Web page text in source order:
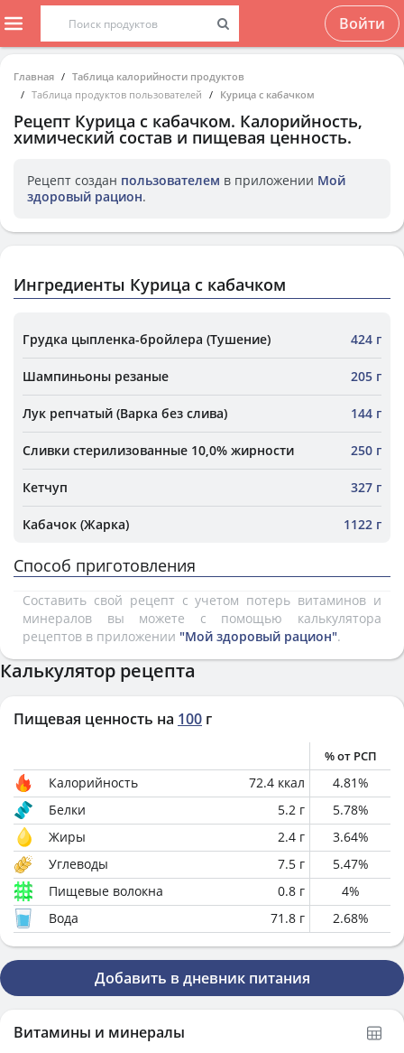
Войти
Главная
Таблица калорийности продуктов
Таблица продуктов пользователей
Курица с кабачком
Рецепт Курица с кабачком. Калорийность,
химический состав и пищевая ценность.
Рецепт создан пользователем в приложении Мой
здоровый рацион.
Ингредиенты Курица с кабачком
Грудка цыпленка-бройлера (Тушение) 424 г
Шампиньоны резаные 205 г
Лук репчатый (Варка без слива) 144 г
Сливки стерилизованные 10,0% жирности 250 г
Кетчуп 327 г
Кабачок (Жарка) 1122 г
Способ приготовления
Составить свой рецепт с учетом потерь витаминов и
минералов вы можете с помощью калькулятора
рецептов в приложении "Мой здоровый рацион".
Калькулятор рецепта
Пищевая ценность на 100 г
% от РСП
Калорийность 72.4 ккал 4.81%
Белки
5.2 г 5.78%
Жиры
2.4 г 3.64%
Углеводы
7.5 г 5.47%
Пищевые волокна
0.8 г 4%
Вода
71.8 г 2.68%
Добавить в дневник питания
Витамины и минералы